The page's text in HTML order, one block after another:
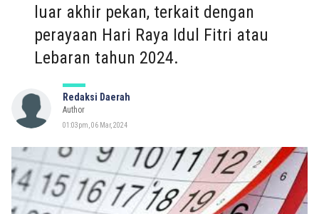
luar akhir pekan, terkait dengan
perayaan Hari Raya Idul Fitri atau
Lebaran tahun 2024.
Redaksi Daerah
Author
01:03pm, 06 Mar, 2024